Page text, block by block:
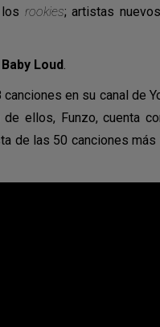
rookies; artistas
Baby Loud
en su canal de
ellos, Funzo, cuenta
de las 50 canciones